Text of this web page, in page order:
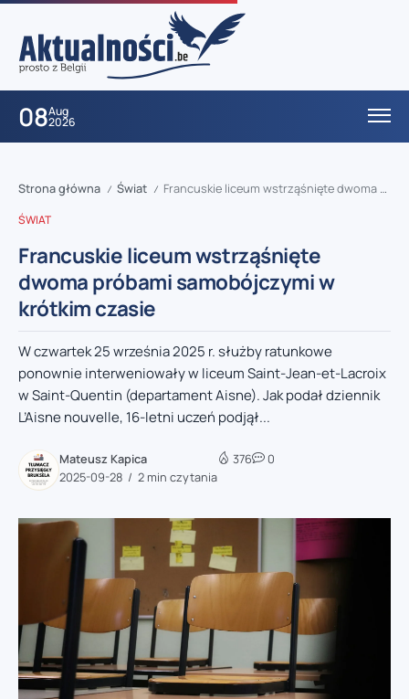
08Aug
2026
Strona główna / Świat / Francuskie liceum wstrząśnięte dwoma próbami samobójczymi w krótkim czasie
ŚWIAT
Francuskie liceum wstrząśnięte
dwoma próbami samobójczymi w
krótkim czasie
W czwartek 25 września 2025 r. służby ratunkowe
ponownie interweniowały w liceum Saint-Jean-et-Lacroix
w Saint-Quentin (departament Aisne). Jak podał dziennik
L’Aisne nouvelle, 16-letni uczeń podjął...
Mateusz Kapica
2025-09-28
2 min czytania
376 0